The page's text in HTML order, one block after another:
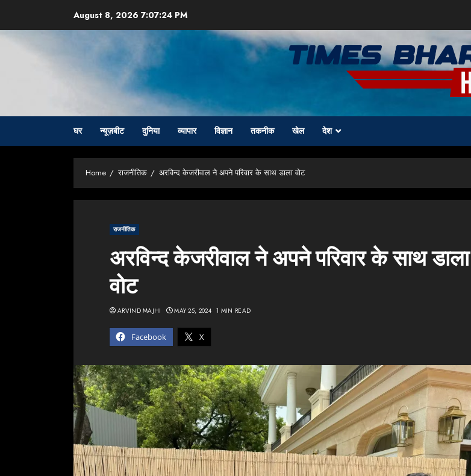
content
August 8, 2026 7:07:25 PM
घर न्यूज़बीट दुनिया व्यापार विज्ञान तकनीक खेल देश
Home राजनीतिक अरविन्द केजरीवाल ने अपने परिवार के साथ डाला वोट
राजनीतिक
अरविन्द केजरीवाल ने अपने परिवार के साथ डाला
वोट
Facebook X
ARVIND MAJHI MAY 25, 2024 1 MIN READ